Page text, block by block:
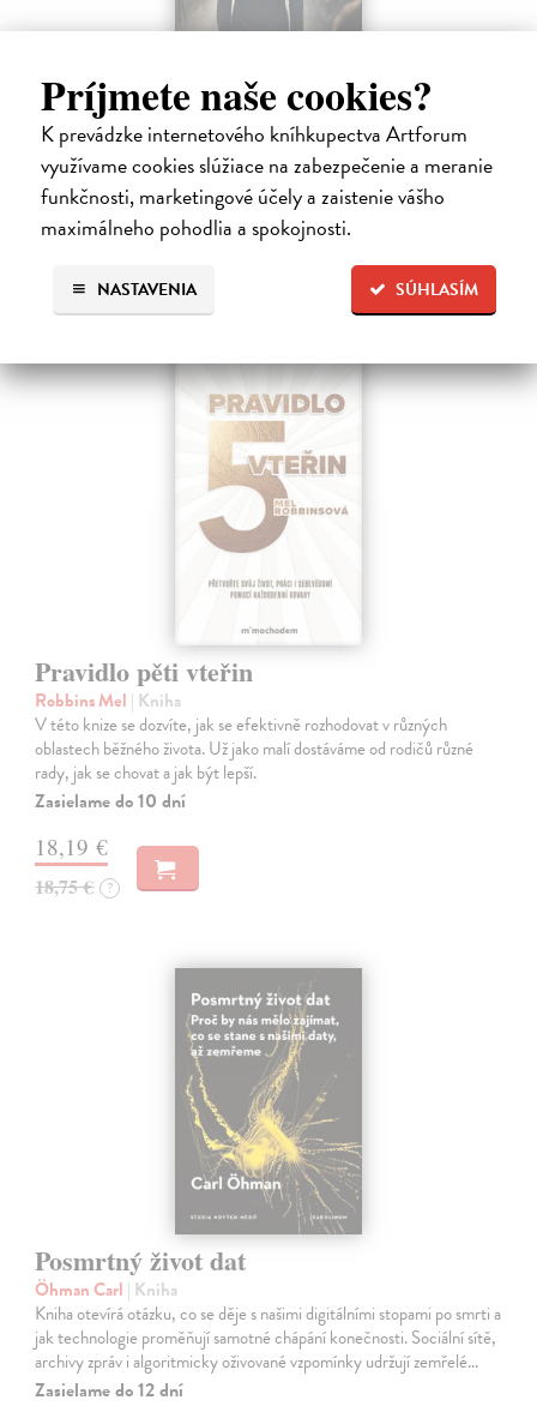
Príjmete naše cookies?
K prevádzke internetového kníhkupectva Artforum
využívame cookies slúžiace na zabezpečenie a meranie
funkčnosti, marketingové účely a zaistenie vášho
maximálneho pohodlia a spokojnosti.
SÚHLASÍM
NASTAVENIA
Mediální koučink (nejen) pro firmy
Kučera Pavel| Kniha
Média jsou rychlejší než kdy dřív. Jedna věta vytržená z kontextu se
během několika minut šíří médii, sociálními sítěmi i obchodními
kruhy.
Zasielame do 10 dní
11,69 € ?
Pravidlo pěti vteřin
Robbins Mel | Kniha
V této knize se dozvíte, jak se efektivně rozhodovat v různých
oblastech běžného života. Už jako malí dostáváme od rodičů různé
rady, jak se chovat a jak být lepší.
Zasielame do 10 dní
18,19 €
18,75 € ?
Posmrtný život dat
Öhman Carl | Kniha
Kniha otevírá otázku, co se děje s našimi digitálními stopami po smrti a
jak technologie proměňují samotné chápání konečnosti. Sociální sítě,
archivy zpráv i algoritmicky oživované vzpomínky udržují zemřelé…
Zasielame do 12 dní